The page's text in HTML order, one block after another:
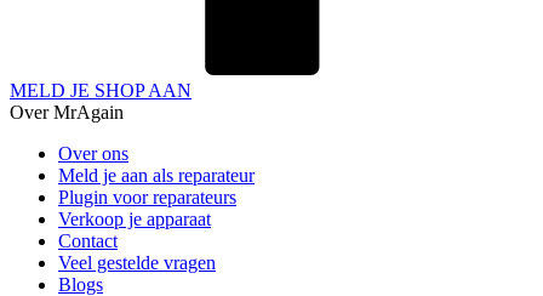
MELD JE SHOP AAN
Over MrAgain
Over ons
Meld je aan als reparateur
Plugin voor reparateurs
Verkoop je apparaat
Contact
Veel gestelde vragen
Blogs